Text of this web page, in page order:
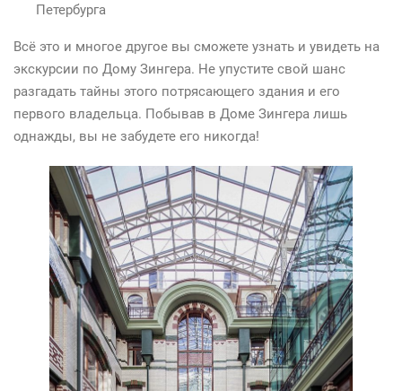
Петербурга
Всё это и многое другое вы сможете узнать и увидеть на
экскурсии по Дому Зингера. Не упустите свой шанс
разгадать тайны этого потрясающего здания и его
первого владельца. Побывав в Доме Зингера лишь
однажды, вы не забудете его никогда!